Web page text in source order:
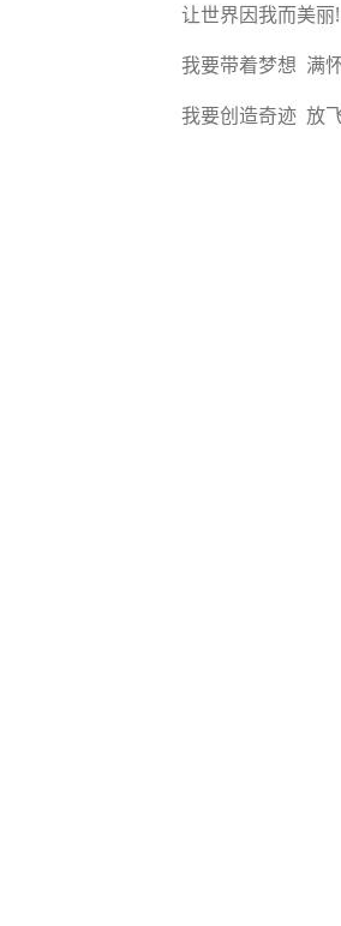
让世界因我而美丽!
我要带着梦想 满怀
我要创造奇迹 放飞